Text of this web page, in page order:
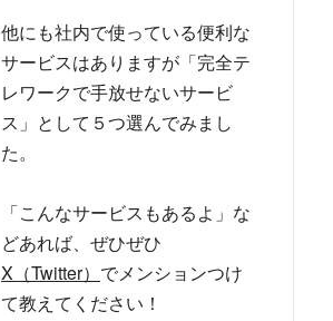
他にも社内で使っている便利な
サービスはありますが「完全テ
レワークで手放せないサービ
ス」として５つ選んでみまし
た。
「こんなサービスもあるよ」な
どあれば、ぜひぜひ
X（Twitter） でメンションつけ
て教えてください！